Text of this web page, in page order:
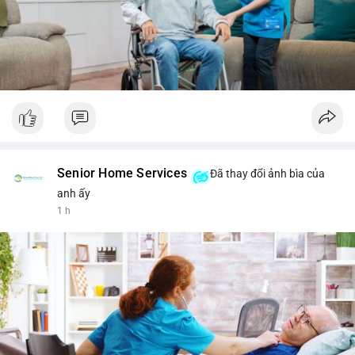
Senior Home Services
Đã thay đổi ảnh bìa của
anh ấy
1 h